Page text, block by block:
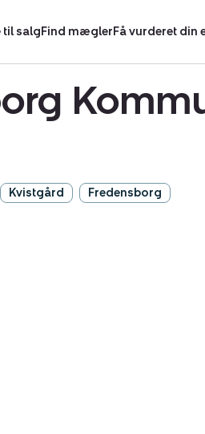
til salgFind mæglerFå vurderet din
Kvistgård Fredensborg